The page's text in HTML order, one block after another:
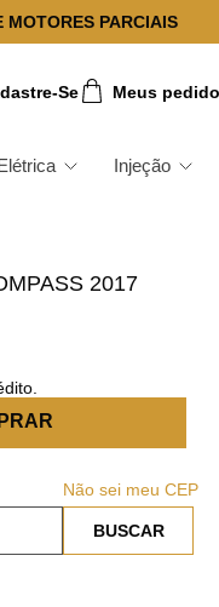
MOTORES PARCIAIS
Se Meus
Injeção
2017
Não sei meu CEP